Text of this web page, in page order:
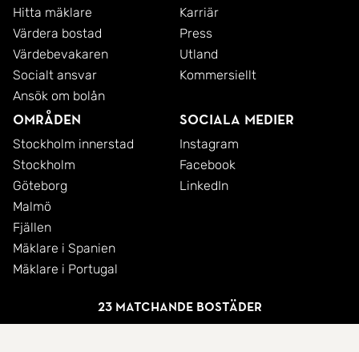
23 matchande bostäder
Hitta mäklare
Värdera bostad
Värdebevakaren
Socialt ansvar
Ansök om bolån
Karriär
Press
Utland
Kommersiellt
Områden
Stockholm innerstad
Stockholm
Göteborg
Malmö
Fjällen
Mäklare i Spanien
Mäklare i Portugal
Sociala medier
Instagram
Facebook
LinkedIn
© 2026 SkandiaMäklarna AB